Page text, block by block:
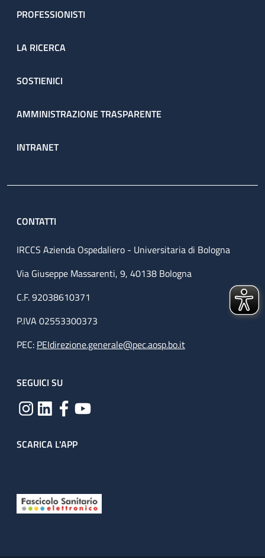
PROFESSIONISTI
LA RICERCA
SOSTIENICI
AMMINISTRAZIONE TRASPARENTE
INTRANET
CONTATTI
IRCCS Azienda Ospedaliero - Universitaria di Bologna
Via Giuseppe Massarenti, 9, 40138 Bologna
C.F. 92038610371
P.IVA 02553300373
PEC: PEIdirezione.generale@pec.aosp.bo.it
SEGUICI SU
SCARICA L'APP